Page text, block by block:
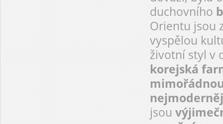
duchovního
Orientu jsou
vyspělou
životní styl v
korejská
jsou